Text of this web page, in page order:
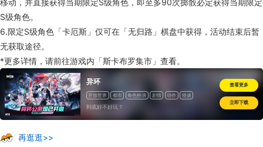
移动，并直接获得当期限定S级角色，即至多90次掷骰必定获得当期限定
S级角色。
6.限定S级角色「卡厄斯」仅可在「无归路」棋盘中获得，活动结束后暂
无获取途径。
*更多详情，请前往游戏内「斯卡布罗集市」查看。
异环
开放世界 都市 角色扮演 剧情 动作 怪谈
到底好不好玩？
查看更多
立即下载
再逛逛>>